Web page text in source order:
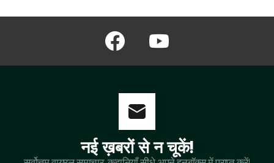
facebook youtube
नई ख़बरों से न चूकें!